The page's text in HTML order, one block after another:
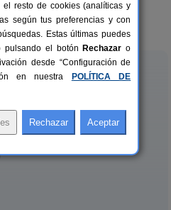
2-20 pers.
desde25 €
Rural
(Tarragona)
el resto de cookies (analíticas y
según tus preferencias y con
Estas últimas puedes
pulsando el botón Rechazar o
desde “Configuración de
en nuestra
POLÍTICA DE